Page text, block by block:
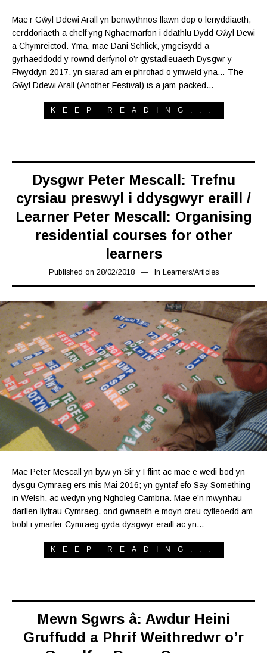
Mae’r Gŵyl Ddewi Arall yn benwythnos llawn dop o lenyddiaeth,
cerddoriaeth a chelf yng Nghaernarfon i ddathlu Dydd Gŵyl Dewi
a Chymreictod. Yma, mae Dani Schlick, ymgeisydd a
gyrhaeddodd y rownd derfynol o’r gystadleuaeth Dysgwr y
Flwyddyn 2017, yn siarad am ei phrofiad o ymweld yna… The
Gŵyl Ddewi Arall (Another Festival) is a jam-packed…
KEEP READING...
Dysgwr Peter Mescall: Trefnu
cyrsiau preswyl i ddysgwyr eraill /
Learner Peter Mescall: Organising
residential courses for other
learners
Published on 28/02/201808/11/2019
In Learners/Articles
Mae Peter Mescall yn byw yn Sir y Fflint ac mae e wedi bod yn
dysgu Cymraeg ers mis Mai 2016; yn gyntaf efo Say Something
in Welsh, ac wedyn yng Ngholeg Cambria. Mae e’n mwynhau
darllen llyfrau Cymraeg, ond gwnaeth e moyn creu cyfleoedd am
bobl i ymarfer Cymraeg gyda dysgwyr eraill ac yn…
KEEP READING...
Mewn Sgwrs â: Awdur Heini
Gruffudd a Phrif Weithredwr o’r